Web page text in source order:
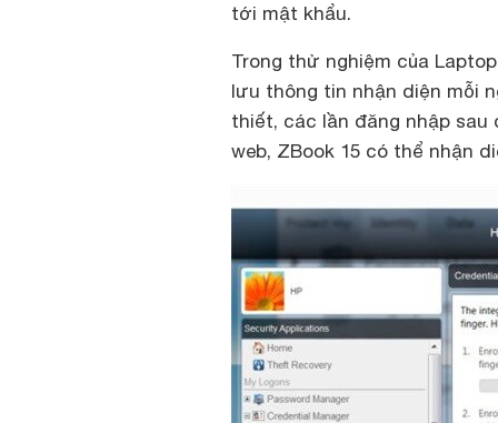
tới mật khẩu.
Trong thử nghiệm của
lưu thông tin nhận diện mỗi
thiết, các lần đăng nhập sau
web, ZBook 15 có thể nhận